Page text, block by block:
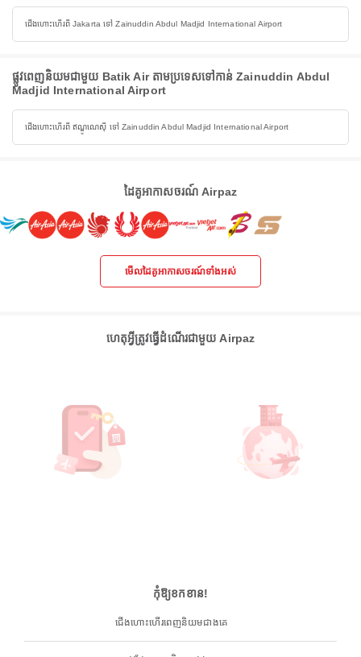
ជើងហោះហើរពី Jakarta ទៅ Zainuddin Abdul Madjid International Airport
ផ្លូវពេញនិយមជាមួយ Batik Air តាមប្រទេសទៅកាន់ Zainuddin Abdul
Madjid International Airport
ជើងហោះហើរពី ឥណ្ឌូណេស៊ី ទៅ Zainuddin Abdul Madjid International Airport
ដៃគូអាកាសចរណ៍ Airpaz
មើលដៃគូអាកាសចរណ៍ទាំងអស់
ហេតុអ្វីត្រូវធ្វើដំណើរជាមួយ Airpaz
កុំឱ្យខកខាន!
ជើងហោះហើរពេញនិយមជាងគេ